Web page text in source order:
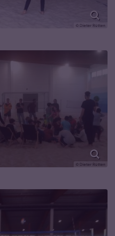
© Dieter Rütten
© Dieter Rütten